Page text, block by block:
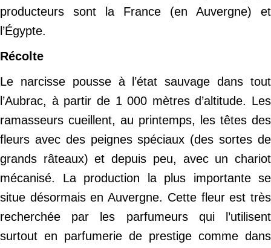
producteurs sont la France (en Auvergne) et
l’Égypte.
Récolte
Le narcisse pousse à l’état sauvage dans tout
l’Aubrac, à partir de 1 000 mètres d’altitude. Les
ramasseurs cueillent, au printemps, les têtes des
fleurs avec des peignes spéciaux (des sortes de
grands râteaux) et depuis peu, avec un chariot
mécanisé. La production la plus importante se
situe désormais en Auvergne. Cette fleur est très
recherchée par les parfumeurs qui l’utilisent
surtout en parfumerie de prestige comme dans